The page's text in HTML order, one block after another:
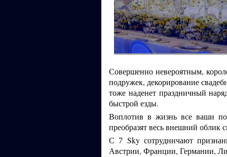
Совершенно невероятным,
подружек, декорирование
тоже наденет праздничный
быстрой езды.
Воплотив в жизнь все ваши
преобразят весь внешний
С 7 Sky сотрудничают
Австрии, Франции, Германии,